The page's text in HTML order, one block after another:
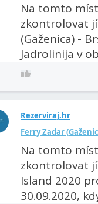
Na tomto
zkontrolovat
(Gaženica) -
Jadrolinija v
Rezerviraj.hr
Ferry Zadar
Na tomto
zkontrolovat
Island 2020
30.09.2020,